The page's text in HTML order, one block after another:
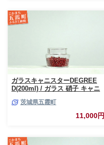
ガラスキャニスターDEGREE
D(200ml) / ガラス 硝子 キャニ
耐熱 一生もの 職人 こだわり
JIDA デザインミュージアムセ
レクション 茨城県 五霞町
茨城県五霞町
11,000円